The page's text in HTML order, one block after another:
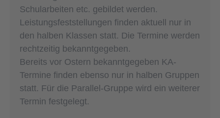
Schularbeiten etc. gebildet werden.
Leistungsfeststellungen finden aktuell nur in
den halben Klassen statt. Die Termine werden
rechtzeitig bekanntgegeben.
Bereits vor Ostern bekanntgegeben KA-
Termine finden ebenso nur in halben Gruppen
statt. Für die Parallel-Gruppe wird ein weiterer
Termin festgelegt.